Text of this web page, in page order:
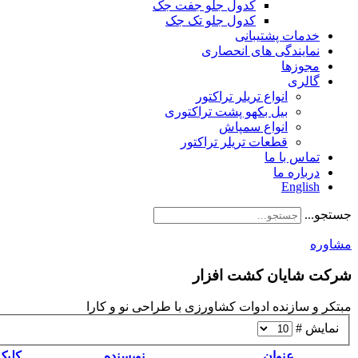
کدول جلو جفت جک
کدول جلو تک جک
خدمات پشتیبانی
نمایندگی های انحصاری
مجوزها
گالری
انواع تریلر تراکتور
بیل بکهو پشت تراکتوری
انواع سمپاش
قطعات تریلر تراکتور
تماس با ما
درباره ما
English
جستجو...
مشاوره
شرکت شایان کشت افزار
مبتکر و سازنده ادوات کشاورزی با طراحی نو و کارا
نمایش #